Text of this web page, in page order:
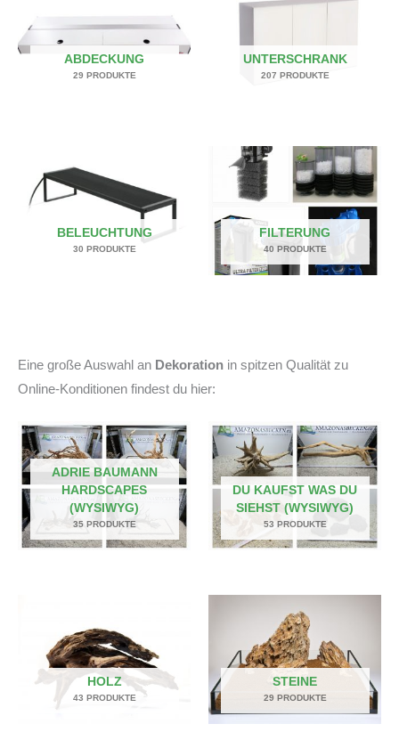
ABDECKUNG
29 PRODUKTE
UNTERSCHRANK
207 PRODUKTE
BELEUCHTUNG
30 PRODUKTE
FILTERUNG
40 PRODUKTE
Eine große Auswahl an Dekoration in spitzen Qualität zu
Online-Konditionen findest du hier:
ADRIE BAUMANN
HARDSCAPES
(WYSIWYG)
35 PRODUKTE
DU KAUFST WAS DU
SIEHST (WYSIWYG)
53 PRODUKTE
HOLZ
43 PRODUKTE
STEINE
29 PRODUKTE